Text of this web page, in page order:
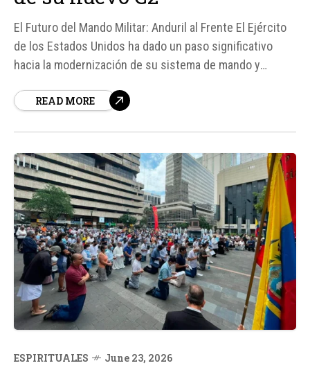
El Futuro del Mando Militar: Anduril al Frente El Ejército
de los Estados Unidos ha dado un paso significativo
hacia la modernización de su sistema de mando y
común de datos de NGC2, un programa destinado a
READ MORE
ESPIRITUALES June 23, 2026